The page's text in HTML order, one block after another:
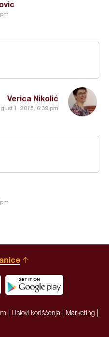
Verica Nikolić
1, 2015, 6:39 pm
| Uslovi korišćenja Marketing